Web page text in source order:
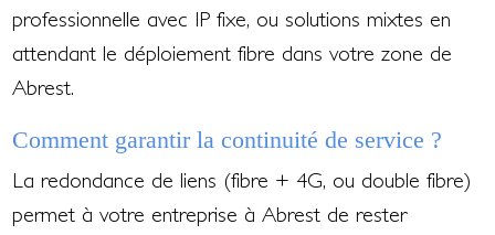
professionnelle avec IP fixe, ou solutions mixtes en
attendant le déploiement fibre dans votre zone de
Abrest.
Comment garantir la continuité de service ?
La redondance de liens (fibre + 4G, ou double fibre)
permet à votre entreprise à Abrest de rester